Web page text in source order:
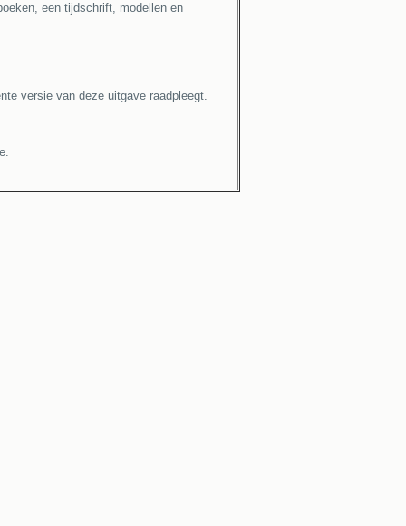
een tijdschrift, modellen en
versie van deze uitgave raadpleegt.